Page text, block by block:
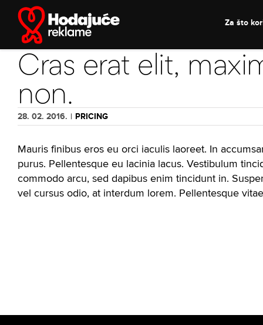
content
Za što
Cras erat elit,
non.
28. 02. 2016. | PRICING
Mauris finibus eros eu orci iaculis laoreet. In
purus. Pellentesque eu lacinia lacus. Vestibulum
commodo arcu, sed dapibus enim tincidunt in.
vel cursus odio, at interdum lorem. Pellentesque